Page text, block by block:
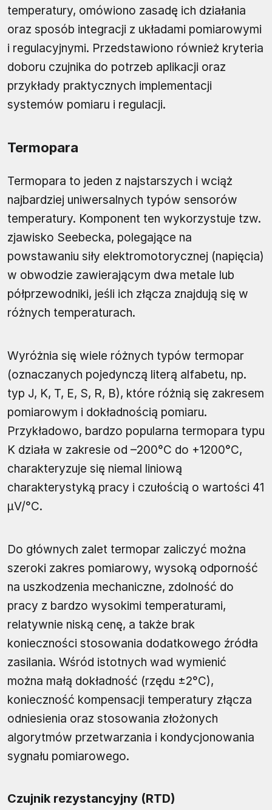
temperatury, omówiono zasadę ich działania
oraz sposób integracji z układami pomiarowymi
i regulacyjnymi. Przedstawiono również kryteria
doboru czujnika do potrzeb aplikacji oraz
przykłady praktycznych implementacji
systemów pomiaru i regulacji.
Termopara
Termopara to jeden z najstarszych i wciąż
najbardziej uniwersalnych typów sensorów
temperatury. Komponent ten wykorzystuje tzw.
zjawisko Seebecka, polegające na
powstawaniu siły elektromotorycznej (napięcia)
w obwodzie zawierającym dwa metale lub
półprzewodniki, jeśli ich złącza znajdują się w
różnych temperaturach.
Wyróżnia się wiele różnych typów termopar
(oznaczanych pojedynczą literą alfabetu, np.
typ J, K, T, E, S, R, B), które różnią się zakresem
pomiarowym i dokładnością pomiaru.
Przykładowo, bardzo popularna termopara typu
K działa w zakresie od –200°C do +1200°C,
charakteryzuje się niemal liniową
charakterystyką pracy i czułością o wartości 41
μV/°C.
Do głównych zalet termopar zaliczyć można
szeroki zakres pomiarowy, wysoką odporność
na uszkodzenia mechaniczne, zdolność do
pracy z bardzo wysokimi temperaturami,
relatywnie niską cenę, a także brak
konieczności stosowania dodatkowego źródła
zasilania. Wśród istotnych wad wymienić
można małą dokładność (rzędu ±2°C),
konieczność kompensacji temperatury złącza
odniesienia oraz stosowania złożonych
algorytmów przetwarzania i kondycjonowania
sygnału pomiarowego.
Czujnik rezystancyjny (RTD)